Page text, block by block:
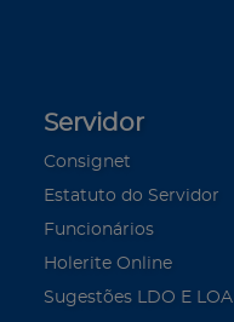
Servidor
Consignet
Estatuto do Servidor
Funcionários
Holerite Online
Sugestões LDO E LOA